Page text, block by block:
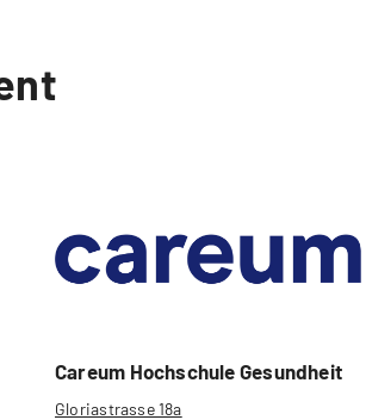
Careum Hochschule Gesundheit
Gloriastrasse 18a